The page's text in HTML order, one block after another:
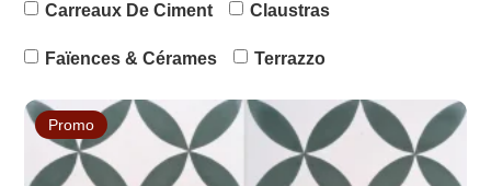
Carreaux De Ciment Claustras
Faïences & Cérames Terrazzo
Promo